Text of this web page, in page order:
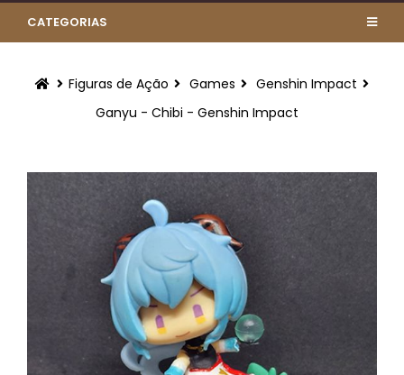
CATEGORIAS
Figuras de Ação Games
Genshin Impact
Ganyu - Chibi - Genshin Impact